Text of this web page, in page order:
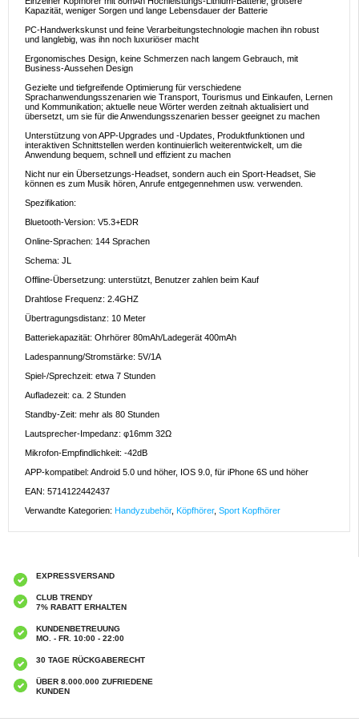
Kapazität, weniger Sorgen und lange Lebensdauer der Batterie
PC-Handwerkskunst und feine Verarbeitungstechnologie machen ihn robust
und langlebig, was ihn noch luxuriöser macht
Ergonomisches Design, keine Schmerzen nach langem Gebrauch, mit
Business-Aussehen Design
Gezielte und tiefgreifende Optimierung für verschiedene
Sprachanwendungsszenarien wie Transport, Tourismus und Einkaufen, Lernen
und Kommunikation; aktuelle neue Wörter werden zeitnah aktualisiert und
übersetzt, um sie für die Anwendungsszenarien besser geeignet zu machen
Unterstützung von APP-Upgrades und -Updates, Produktfunktionen und
interaktiven Schnittstellen werden kontinuierlich weiterentwickelt, um die
Anwendung bequem, schnell und effizient zu machen
Nicht nur ein Übersetzungs-Headset, sondern auch ein Sport-Headset, Sie
können es zum Musik hören, Anrufe entgegennehmen usw. verwenden.
Spezifikation:
Bluetooth-Version: V5.3+EDR
Online-Sprachen: 144 Sprachen
Schema: JL
Offline-Übersetzung: unterstützt, Benutzer zahlen beim Kauf
Drahtlose Frequenz: 2.4GHZ
Übertragungsdistanz: 10 Meter
Batteriekapazität: Ohrhörer 80mAh/Ladegerät 400mAh
Ladespannung/Stromstärke: 5V/1A
Spiel-/Sprechzeit: etwa 7 Stunden
Aufladezeit: ca. 2 Stunden
Standby-Zeit: mehr als 80 Stunden
Lautsprecher-Impedanz: φ16mm 32Ω
Mikrofon-Empfindlichkeit: -42dB
APP-kompatibel: Android 5.0 und höher, IOS 9.0, für iPhone 6S und höher
EAN: 5714122442437
Verwandte Kategorien: Handyzubehör, Köpfhörer, Sport Kopfhörer
EXPRESSVERSAND
CLUB TRENDY
7% RABATT ERHALTEN
KUNDENBETREUUNG
MO. - FR. 10:00 - 22:00
30 TAGE RÜCKGABERECHT
ÜBER 8.000.000 ZUFRIEDENE
KUNDEN